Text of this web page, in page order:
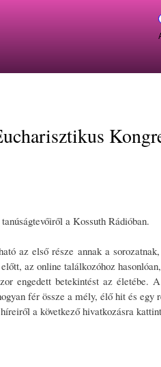
a Kossuth Rádióban.
az első része annak a
az online találkozóhoz
engedett betekintést az életébe.
fér össze a mély, élő hit és egy
a következő hivatkozásra